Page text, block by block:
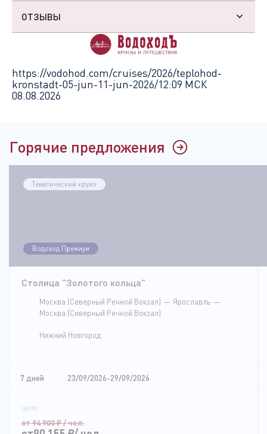
ОТЗЫВЫ
https://vodohod.com/cruises/2026/teplohod-
kronstadt-05-jun-11-jun-2026/12:09 МСК
08.08.2026
Горячие предложения
Тематический круиз
Водоход.Премиум
Столица "Золотого кольца"
Москва (Северный Речной Вокзал)
Ярославль
Москва (Северный Речной Вокзал)
Нижний Новгород
7 дней 23/09/2026-29/09/2026
ЦЕНА:
от 94 900₽/ чел.